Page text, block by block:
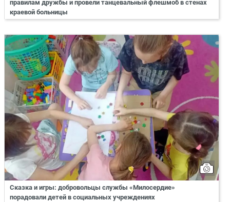
правилам дружбы и провели танцевальный флешмоб в стенах
краевой больницы
Сказка и игры: добровольцы службы «Милосердие»
порадовали детей в социальных учреждениях